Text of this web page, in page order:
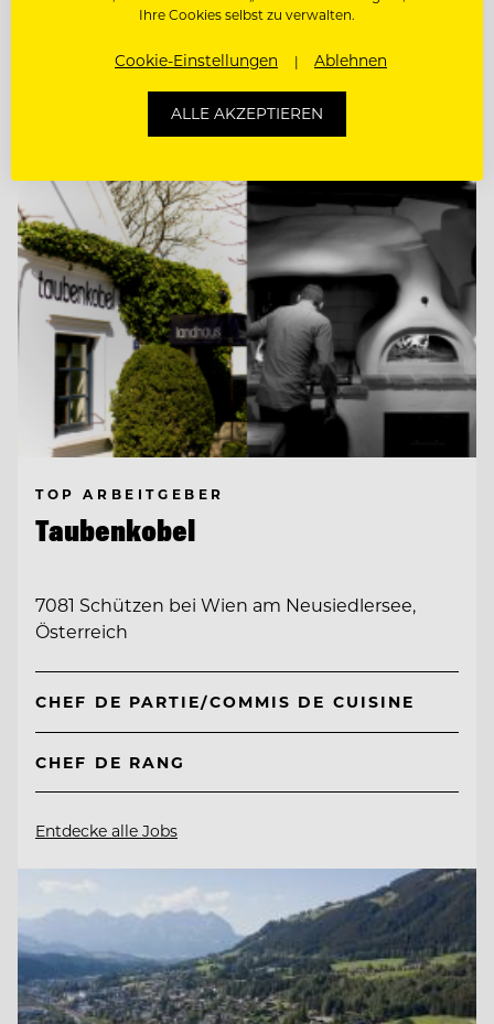
Entdecke alle Jobs
TOP ARBEITGEBER
Taubenkobel
7081 Schützen bei Wien am Neusiedlersee,
Österreich
CHEF DE PARTIE/COMMIS DE CUISINE
CHEF DE RANG
Entdecke alle Jobs
Ihre Cookies selbst zu verwalten.
Cookie-Einstellungen Ablehnen
ALLE AKZEPTIEREN